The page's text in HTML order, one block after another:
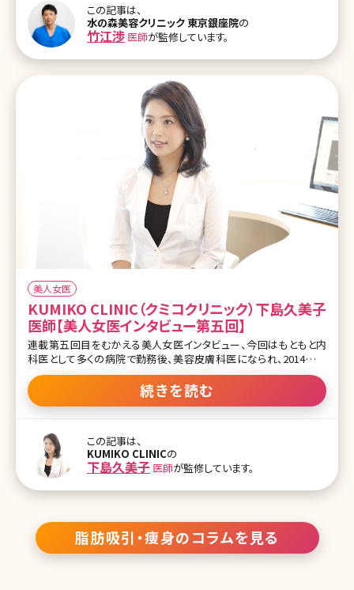
は? ・脂肪吸引後の圧迫の重要性 ・産後の身体の弛み ・産後に脂肪
吸引、脂肪注入豊胸するメリット、デメリット ・一度の施術で胸に脂肪
注入できる量 ・脂肪注入豊胸でできるしこりとは ・脂肪吸引のダウン
タイム ・脂肪吸引後のリバウンドはこうして起こる ・脂肪注入豊胸の
この記事は、
水の森美容クリニック 東京銀座院の
竹江渉 医師が監修しています。
美人女医
KUMIKO CLINIC（クミコクリニック）下島久美子
医師【美人女医インタビュー第五回】
連載第五回目をむかえる美人女医インタビュー、今回はもともと内
科医として多くの病院で勤務後、美容皮膚科医になられ、2014年に
東京・日比谷に美容皮膚科・医療痩身をメインとするKUMIKO
CLINIC（クミコクリニック）を開設された、院長の下島久美子先生で
す。 美容皮膚科に携わろうと思った想い、医療として美を提供する側
普及させていく一旦を担えたらなと思い転科しました ー最初に、医師
になろうと思った理由を教えてください 下島先生（以下S）：祖父も父
も医師でその影響は大きかったと思います。だからといって親から、医
師になるように言われたことは一度もありませんでしたが、これから
は女性も自立する時代だから何か資格をとるようにというのは両親
続きを読む
この記事は、
KUMIKO CLINICの
下島久美子 医師が監修しています。
脂肪吸引・痩身のコラムを見る